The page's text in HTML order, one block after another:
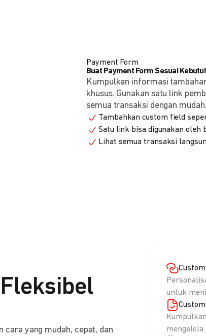
Payment Form
Buat Payment Form Sesuai
Kumpulkan informasi
khusus. Gunakan satu link
semua transaksi dengan mudah.
Tambahkan custom field
Satu link bisa digunakan oleh
Lihat semua transaksi
cara yang mudah, cepat, dan
untuk
mengelola